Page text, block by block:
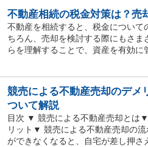
不動産相続の税金対策は？売
不動産を相続すると、税金について
ちろん、売却を検討する際にもさ
らを理解することで、資産を有効に
競売による不動産売却のデメ
ついて解説
目次 ▼ 競売による不動産売却とは
リット▼ 競売による不動産売却の
ができなくなると、自宅が差し押さ